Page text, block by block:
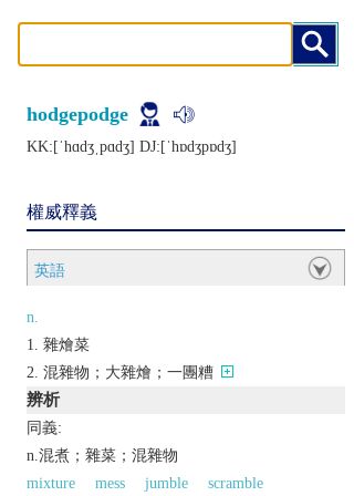
hodgepodge
KK:[ˈhɑdʒˌpɑdʒ] DJ:[ˈhɒdʒpɒdʒ]
權威釋義
英語
n.
雜燴菜
混雜物；大雜燴；一團糟
辨析
同義:
n.混煮；雜菜；混雜物
mixture
mess jumble scramble